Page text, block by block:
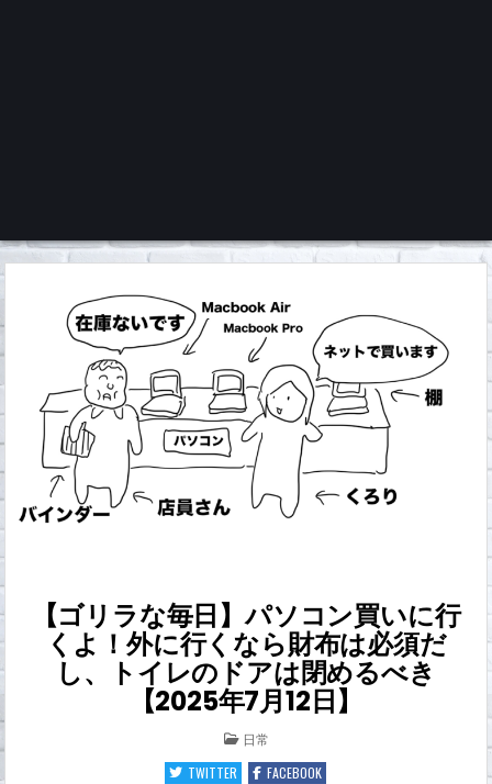
くろチャンネル
【ゴリラな毎日】パソコン買いに行
くよ！外に行くなら財布は必須だ
し、トイレのドアは閉めるべき
【2025年7月12日】
POSTED
IN
日常
TWITTER
FACEBOOK